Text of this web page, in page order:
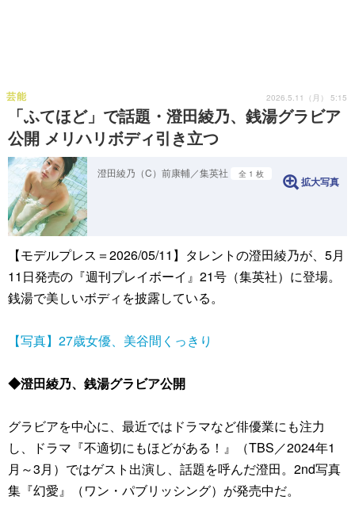
「ふてほど」で話題・澄田綾乃、銭湯グラビア
公開 メリハリボディ引き立つ
芸能 2026.5.11（月） 5:15
澄田綾乃（C）前康輔／集英社 全 1 枚
拡大写真
【モデルプレス＝2026/05/11】タレントの澄田綾乃が、5月
11日発売の『週刊プレイボーイ』21号（集英社）に登場。
銭湯で美しいボディを披露している。
【写真】27歳女優、美谷間くっきり
◆澄田綾乃、銭湯グラビア公開
グラビアを中心に、最近ではドラマなど俳優業にも注力
し、ドラマ『不適切にもほどがある！』（TBS／2024年1
月～3月）ではゲスト出演し、話題を呼んだ澄田。2nd写真
集『幻愛』（ワン・パブリッシング）が発売中だ。